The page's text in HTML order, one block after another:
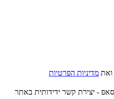
ואת מדיניות הפרטיות